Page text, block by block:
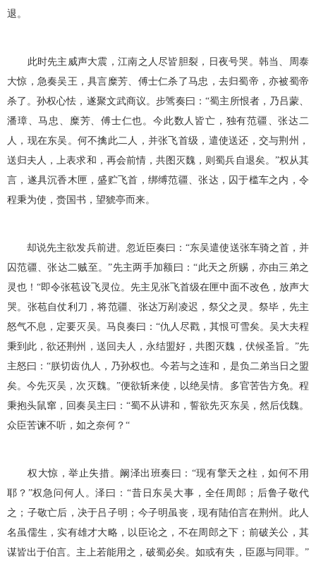
退。
此时先主威声大震，江南之人尽皆胆裂，日夜号哭。韩当、周泰
大惊，急奏吴王，具言糜芳、傅士仁杀了马忠，去归蜀帝，亦被蜀帝
杀了。孙权心怯，遂聚文武商议。步骘奏曰：“蜀主所恨者，乃吕蒙、
潘璋、马忠、糜芳、傅士仁也。今此数人皆亡，独有范疆、张达二
人，现在东吴。何不擒此二人，并张飞首级，遣使送还，交与荆州，
送归夫人，上表求和，再会前情，共图灭魏，则蜀兵自退矣。”权从其
言，遂具沉香木匣，盛贮飞首，绑缚范疆、张达，囚于槛车之内，令
程秉为使，赍国书，望猇亭而来。
却说先主欲发兵前进。忽近臣奏曰：“东吴遣使送张车骑之首，并
囚范疆、张达二贼至。”先主两手加额曰：“此天之所赐，亦由三弟之
灵也！“即令张苞设飞灵位。先主见张飞首级在匣中面不改色，放声大
哭。张苞自仗利刀，将范疆、张达万剐凌迟，祭父之灵。祭毕，先主
怒气不息，定要灭吴。马良奏曰：“仇人尽戳，其恨可雪矣。吴大夫程
秉到此，欲还荆州，送回夫人，永结盟好，共图灭魏，伏候圣旨。”先
主怒曰：“朕切齿仇人，乃孙权也。今若与之连和，是负二弟当日之盟
矣。今先灭吴，次灭魏。”便欲斩来使，以绝吴情。多官苦告方免。程
秉抱头鼠窜，回奏吴主曰：“蜀不从讲和，誓欲先灭东吴，然后伐魏。
众臣苦谏不听，如之奈何？“
权大惊，举止失措。阚泽出班奏曰：“现有擎天之柱，如何不用
耶？”权急问何人。泽曰：“昔日东吴大事，全任周郎；后鲁子敬代
之；子敬亡后，决于吕子明；今子明虽丧，现有陆伯言在荆州。此人
名虽儒生，实有雄才大略，以臣论之，不在周郎之下；前破关公，其
谋皆出于伯言。主上若能用之，破蜀必矣。如或有失，臣愿与同罪。”